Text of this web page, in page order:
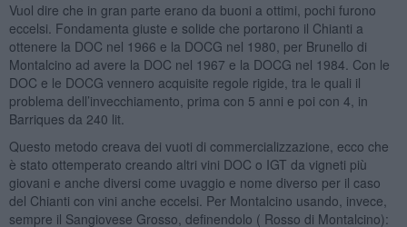
Vuol dire che in gran parte erano da buoni a ottimi, pochi furono
eccelsi. Fondamenta giuste e solide che portarono il Chianti a
ottenere la DOC nel 1966 e la DOCG nel 1980, per Brunello di
Montalcino ad avere la DOC nel 1967 e la DOCG nel 1984. Con le
DOC e le DOCG vennero acquisite regole rigide, tra le quali il
problema dell’invecchiamento, prima con 5 anni e poi con 4, in
Barriques da 240 lit.
Questo metodo creava dei vuoti di commercializzazione, ecco che
è stato ottemperato creando altri vini DOC o IGT da vigneti più
giovani e anche diversi come uvaggio e nome diverso per il caso
del Chianti con vini anche eccelsi. Per Montalcino usando, invece,
sempre il Sangiovese Grosso, definendolo ( Rosso di Montalcino):